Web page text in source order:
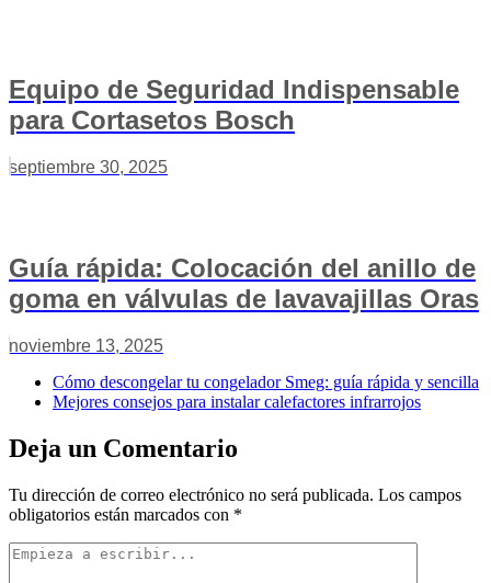
Equipo de Seguridad Indispensable
para Cortasetos Bosch
septiembre 30, 2025
Guía rápida: Colocación del anillo de
goma en válvulas de lavavajillas Oras
noviembre 13, 2025
Cómo descongelar tu congelador Smeg: guía rápida y sencilla
Mejores consejos para instalar calefactores infrarrojos
Deja un Comentario
Tu dirección de correo electrónico no será publicada. Los campos
obligatorios están marcados con *